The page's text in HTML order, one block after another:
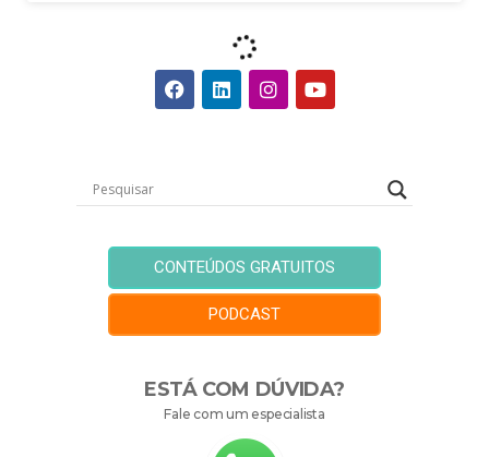
CONTEÚDOS GRATUITOS
PODCAST
ESTÁ COM DÚVIDA?